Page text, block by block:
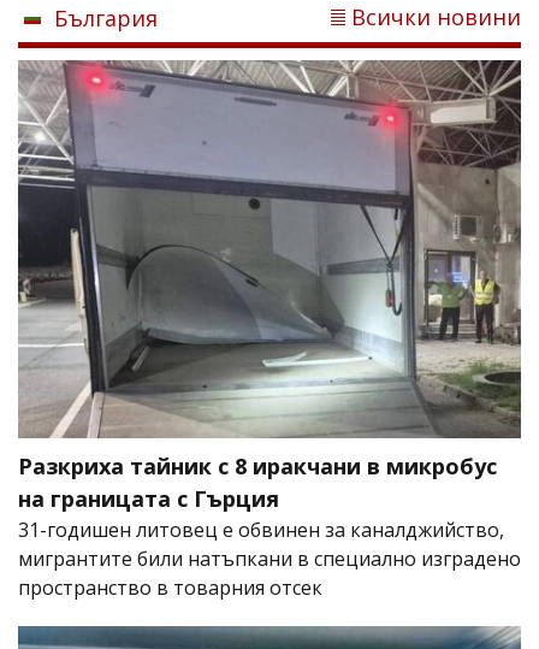
България Всички новини
Разкриха тайник с 8 иракчани в микробус
на границата с Гърция
31-годишен литовец е обвинен за каналджийство,
мигрантите били натъпкани в специално изградено
пространство в товарния отсек